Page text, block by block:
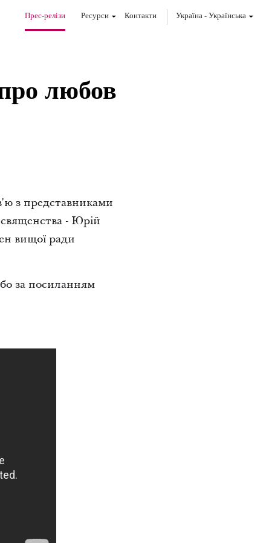
Прес-релізи Ресурси Контакти Україна-Українська
любов
з представниками
- Юрій
вищої ради
за посиланням